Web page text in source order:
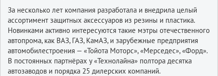
За несколько лет компания разработала и внедрила целый
ассортимент защитных аксессуаров из резины и пластика.
Новинками активно интересуются такие мэтры отечественного
автопрома, как ВАЗ, ГАЗ, КамАЗ, и зарубежные предприятия
автомобилестроения — «Тойота Моторс», «Мерседес», «Форд».
В постоянных партнёрах у «Технолайна» полтора десятка
автозаводов и порядка 25 дилерских компаний.